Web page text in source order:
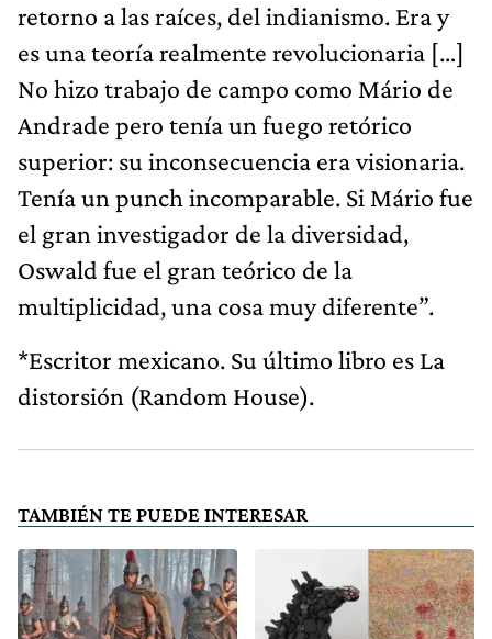
retorno a las raíces, del indianismo. Era y
es una teoría realmente revolucionaria […]
No hizo trabajo de campo como Mário de
Andrade pero tenía un fuego retórico
superior: su inconsecuencia era visionaria.
Tenía un punch incomparable. Si Mário fue
el gran investigador de la diversidad,
Oswald fue el gran teórico de la
multiplicidad, una cosa muy diferente”.
*Escritor mexicano. Su último libro es La
distorsión (Random House).
TAMBIÉN TE PUEDE INTERESAR